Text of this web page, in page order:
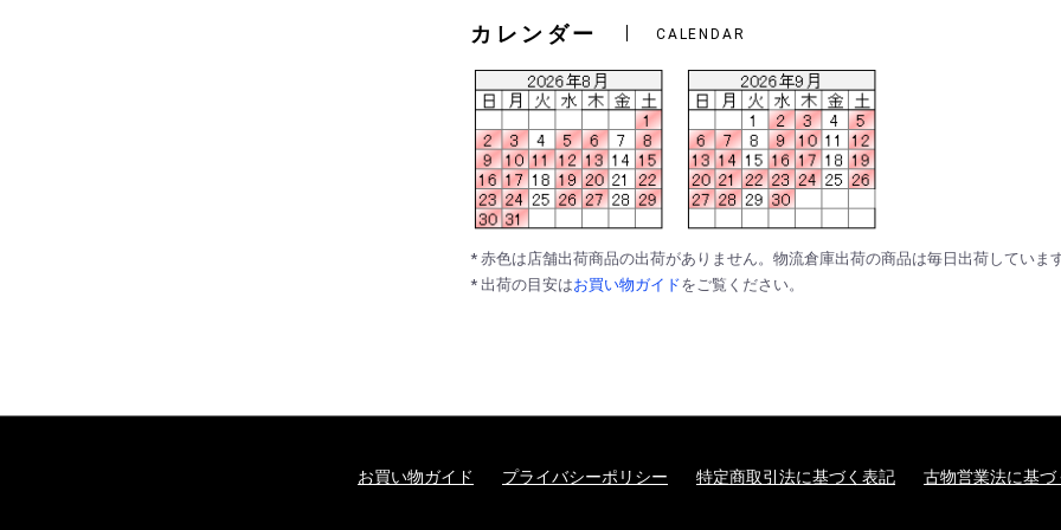
カレンダー CALENDAR
* 赤色は店舗出荷商品の出荷がありません。物流倉庫出荷の商品は毎日出荷しています
* 出荷の目安はお買い物ガイドをご覧ください。
お買い物ガイド プライバシーポリシー 特定商取引法に基づく表記 古物営業法に基づ